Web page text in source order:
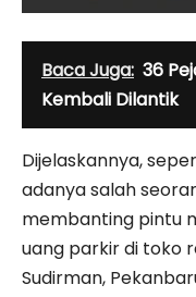
Baca Juga: 36
Kembali Dilantik
Dijelaskannya,
adanya salah
membanting pintu
uang parkir di toko
Sudirman,